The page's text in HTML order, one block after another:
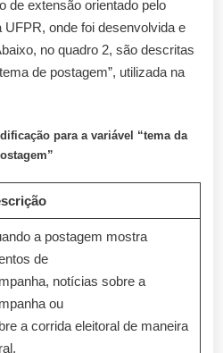
de extensão orientado pelo
onde foi desenvolvida e
no quadro 2, são descritas
de postagem”, utilizada na
para a variável “tema da
a postagem mostra
de
notícias sobre a
ou
a corrida eleitoral de maneira